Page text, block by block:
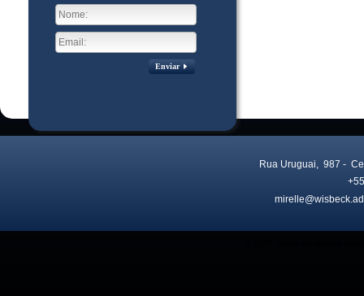
Enviar
Rua Uruguai, 987 -